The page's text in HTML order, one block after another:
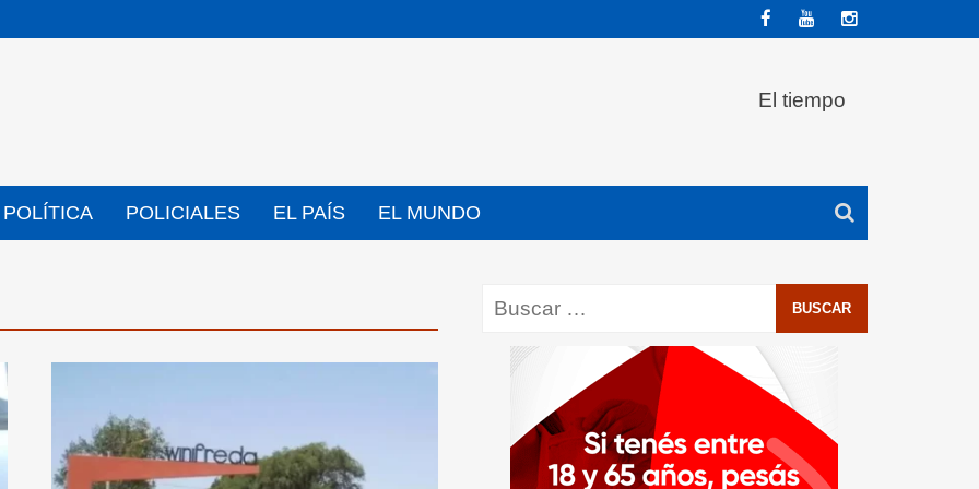
El tiempo
POLÍTICA POLICIALES EL PAÍS EL MUNDO
Buscar: